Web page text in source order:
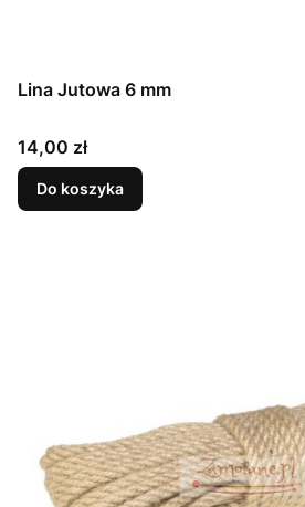
Lina Jutowa 6 mm
Cena
14,00 zł
Do koszyka